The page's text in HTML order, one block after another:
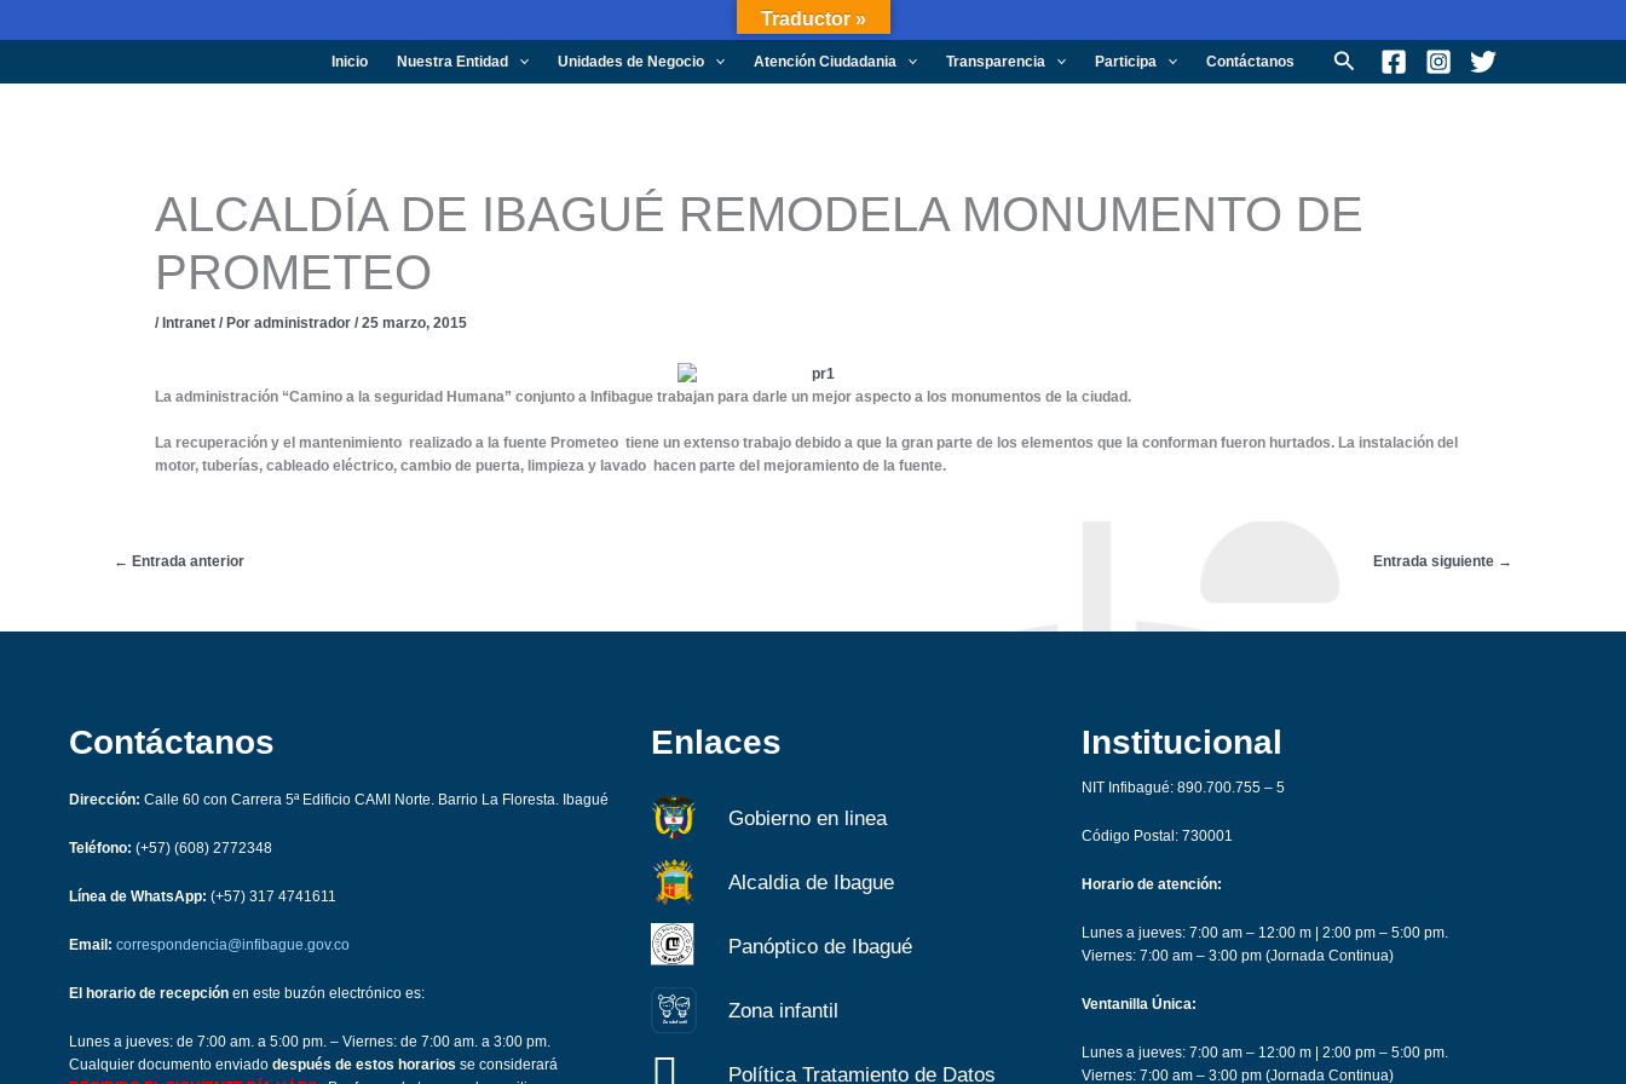
Inicio Nuestra Entidad Unidades de Negocio Atención Ciudadania Transparencia Participa Contáctanos Buscar
ALCALDÍA DE IBAGUÉ REMODELA MONUMENTO DE
PROMETEO
/ Intranet / Por administrador / 25 marzo, 2015
La administración “Camino a la seguridad Humana” conjunto a Infibague trabajan para darle un mejor aspecto a los monumentos de la ciudad.
La recuperación y el mantenimiento realizado a la fuente Prometeo tiene un extenso trabajo debido a que la gran parte de los elementos que la conforman fueron hurtados. La instalación del
motor, tuberías, cableado eléctrico, cambio de puerta, limpieza y lavado hacen parte del mejoramiento de la fuente.
← Entrada anterior Entrada siguiente →
Contáctanos
Dirección: Calle 60 con Carrera 5ª Edificio CAMI Norte. Barrio La Floresta. Ibagué
Teléfono: (+57) (608) 2772348
Línea de WhatsApp: (+57) 317 4741611
Email: correspondencia@infibague.gov.co
El horario de recepción en este buzón electrónico es:
Lunes a jueves: de 7:00 am. a 5:00 pm. – Viernes: de 7:00 am. a 3:00 pm.
Cualquier documento enviado después de estos horarios se considerará
Enlaces
Gobierno en linea
Alcaldia de Ibague
Panóptico de Ibagué
ZonaInf antil
Zona infantil
Política Tratamiento de Datos
Institucional
NIT Infibagué: 890.700.755 – 5
Código Postal: 730001
Horario de atención:
Lunes a jueves: 7:00 am – 12:00 m | 2:00 pm – 5:00 pm.
Viernes: 7:00 am – 3:00 pm (Jornada Continua)
Ventanilla Única:
Lunes a jueves: 7:00 am – 12:00 m | 2:00 pm – 5:00 pm.
Viernes: 7:00 am – 3:00 pm (Jornada Continua)
Traductor »